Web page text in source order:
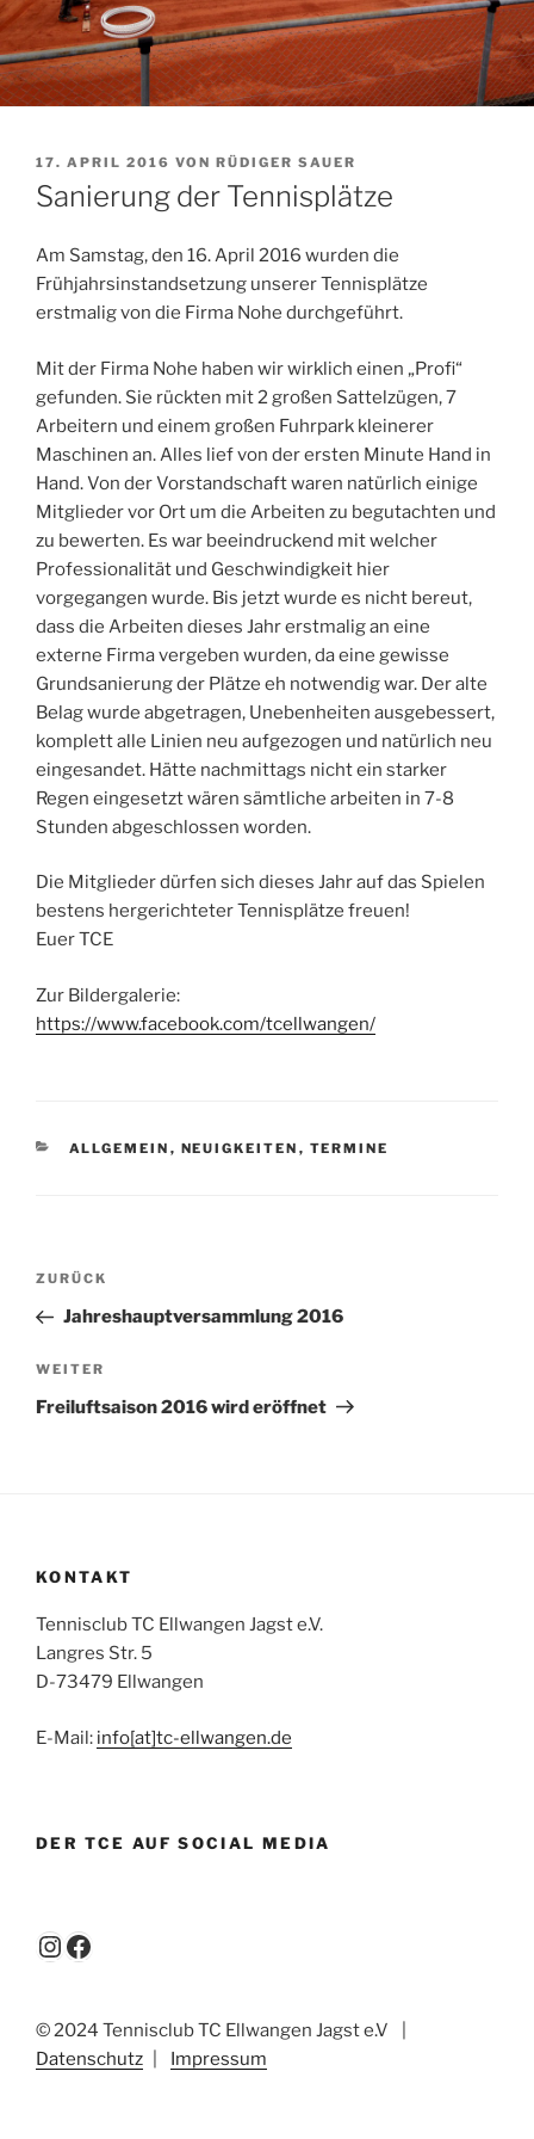
VERÖFFENTLICHT
AM
17. APRIL 2016 VON RÜDIGER SAUER
Sanierung der Tennisplätze
Am Samstag, den 16. April 2016 wurden die
Frühjahrsinstandsetzung unserer Tennisplätze
erstmalig von die Firma Nohe durchgeführt.
Mit der Firma Nohe haben wir wirklich einen „Profi“
gefunden. Sie rückten mit 2 großen Sattelzügen, 7
Arbeitern und einem großen Fuhrpark kleinerer
Maschinen an. Alles lief von der ersten Minute Hand in
Hand. Von der Vorstandschaft waren natürlich einige
Mitglieder vor Ort um die Arbeiten zu begutachten und
zu bewerten. Es war beeindruckend mit welcher
Professionalität und Geschwindigkeit hier
vorgegangen wurde. Bis jetzt wurde es nicht bereut,
dass die Arbeiten dieses Jahr erstmalig an eine
externe Firma vergeben wurden, da eine gewisse
Grundsanierung der Plätze eh notwendig war. Der alte
Belag wurde abgetragen, Unebenheiten ausgebessert,
komplett alle Linien neu aufgezogen und natürlich neu
eingesandet. Hätte nachmittags nicht ein starker
Regen eingesetzt wären sämtliche arbeiten in 7-8
Stunden abgeschlossen worden.
Die Mitglieder dürfen sich dieses Jahr auf das Spielen
bestens hergerichteter Tennisplätze freuen!
Euer TCE
Zur Bildergalerie:
https://www.facebook.com/tcellwangen/
KATEGORIEN
ALLGEMEIN , NEUIGKEITEN , TERMINE
Beitragsnavigation
Vorheriger
Beitrag
ZURÜCK
Jahreshauptversammlung 2016
Nächster
Beitrag
WEITER
Freiluftsaison 2016 wird eröffnet
KONTAKT
Tennisclub TC Ellwangen Jagst e.V.
Langres Str. 5
D-73479 Ellwangen
E-Mail: info[at]tc-ellwangen.de
DER TCE AUF SOCIAL MEDIA
Instagram
Facebook
© 2024 Tennisclub TC Ellwangen Jagst e.V
Datenschutz
Impressum